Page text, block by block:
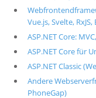
Vue.js, Svelte,
ASP.NET Core:
ASP.NET Core für
ASP.NET Classic
Andere
PhoneGap)